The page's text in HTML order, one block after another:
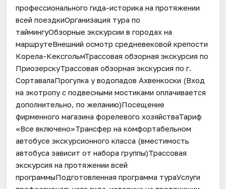
профессионального гида-историка на протяжении
всей поездкиОрганизация тура по
таймингуОбзорные экскурсии в городах на
маршрутеВнешний осмотр средневековой крепости
Корела-КексгольмТрассовая обзорная экскурсия по
ПриозерскуТрассовая обзорная экскурсия по г.
СортавалаПрогулка у водопадов Ахвенкоски (Вход
на экотропу с подвесными мостиками оплачивается
дополнительно, по желанию)Посещение
фирменного магазина форелевого хозяйстваТариф
«Все включено»Трансфер на комфортабельном
автобусе экскурсионного класса (вместимость
автобуса зависит от набора группы)Трассовая
экскурсия на протяжении всей
программыПодготовленная программа тураУслуги